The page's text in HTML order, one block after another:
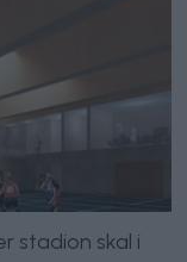
stadion skal i